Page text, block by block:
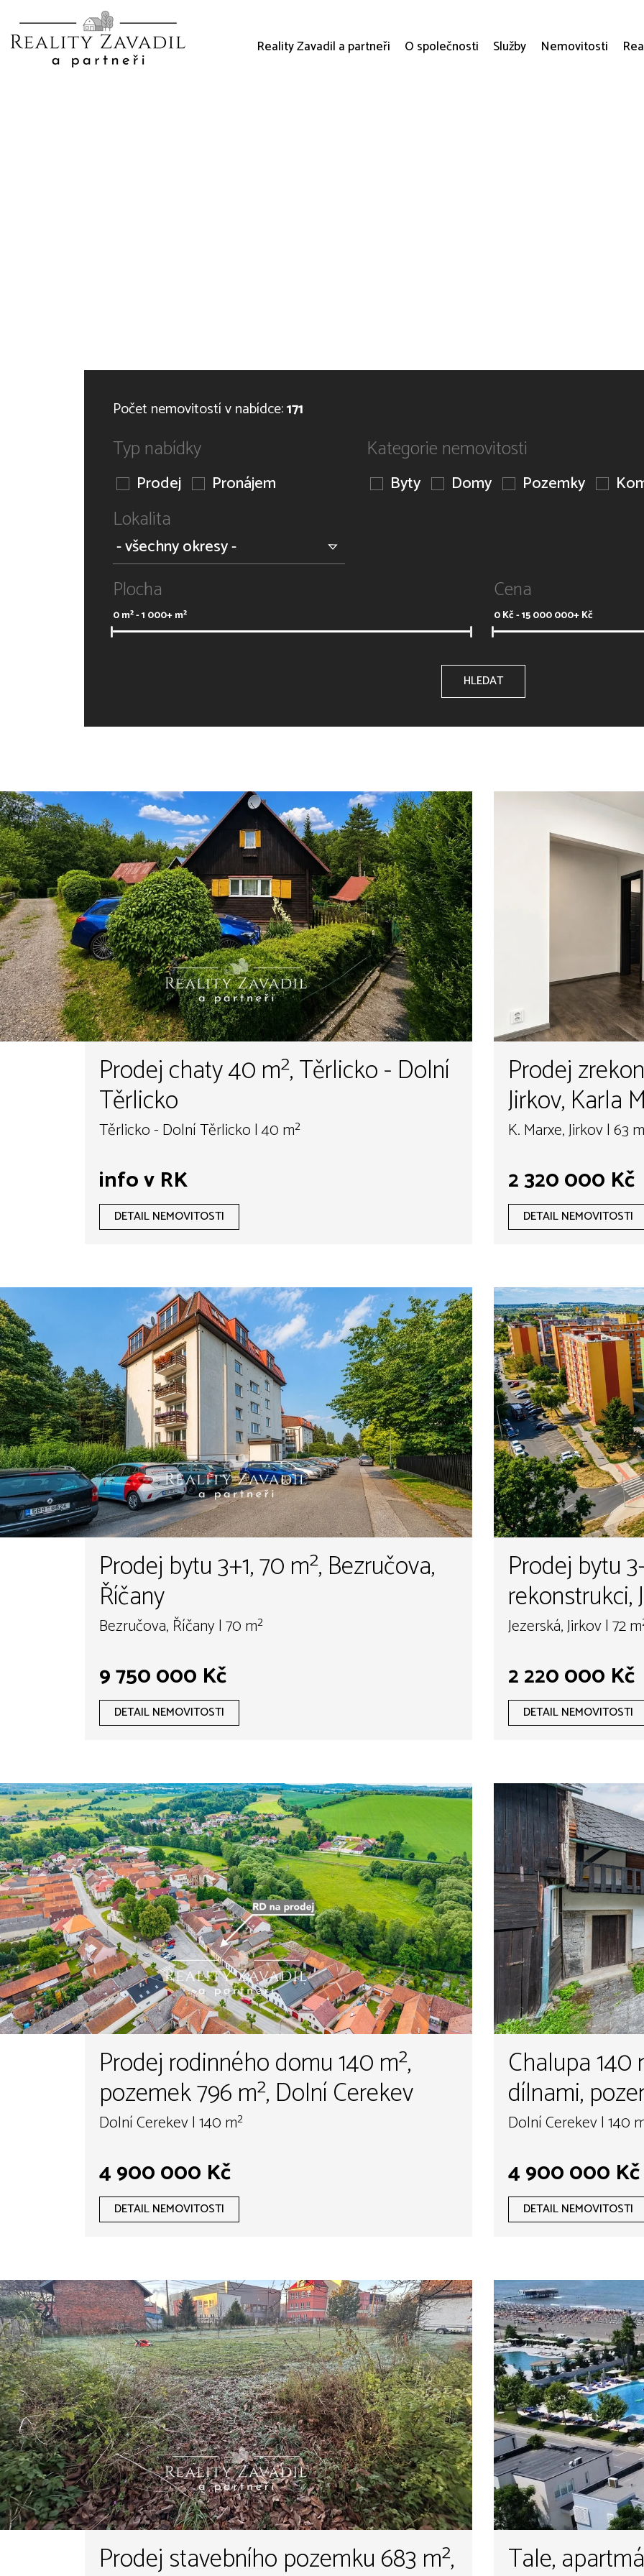
Reality Zavadil a partneři O společnosti Služby Nemovitosti
Počet nemovitostí v nabídce:171
Typ nabídky
Prodej Pronájem
Lokalita
Kategorie nemovitosti
Byty Domy Pozemky
Plocha
0m² -1 000+m²
Cena
0Kč -15 000 000+Kč
HLEDAT
Prodej chaty 40 m², Těrlicko - Dolní
Těrlicko
Těrlicko - Dolní Těrlicko | 40 m²
info v RK
DETAIL NEMOVITOSTI
Prodej
Jirkov, Karla
K. Marxe, Jirkov | 63
2 320 000 Kč
DETAIL NEMOVITOSTI
Prodej bytu 3+1, 70 m², Bezručova,
Říčany
Bezručova, Říčany | 70 m²
9 750 000 Kč
DETAIL NEMOVITOSTI
Prodej bytu
rekonstrukci,
Jezerská, Jirkov | 72
2 220 000 Kč
DETAIL NEMOVITOSTI
Prodej rodinného domu 140 m²,
pozemek 796 m², Dolní Cerekev
Dolní Cerekev | 140 m²
4 900 000 Kč
DETAIL NEMOVITOSTI
Chalupa
dílnami,
Cerekev
Dolní Cerekev | 140
4 900 000 Kč
DETAIL NEMOVITOSTI
Prodej stavebního pozemku 683 m², Tale,